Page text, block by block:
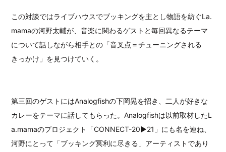
この対談ではライブハウスでブッキングを主とし物語を紡ぐLa.
mamaの河野太輔が、音楽に関わるゲストと毎回異なるテーマ
について話しながら相手との「音叉点＝チューニングされる
きっかけ」を見つけていく。
第三回のゲストにはAnalogfishの下岡晃を招き、二人が好きな
カレーをテーマに話してもらった。Analogfishは以前取材したL
a.mamaのプロジェクト「CONNECT-20▶︎21」にも名を連ね、
河野にとって「ブッキング冥利に尽きる」アーティストであり